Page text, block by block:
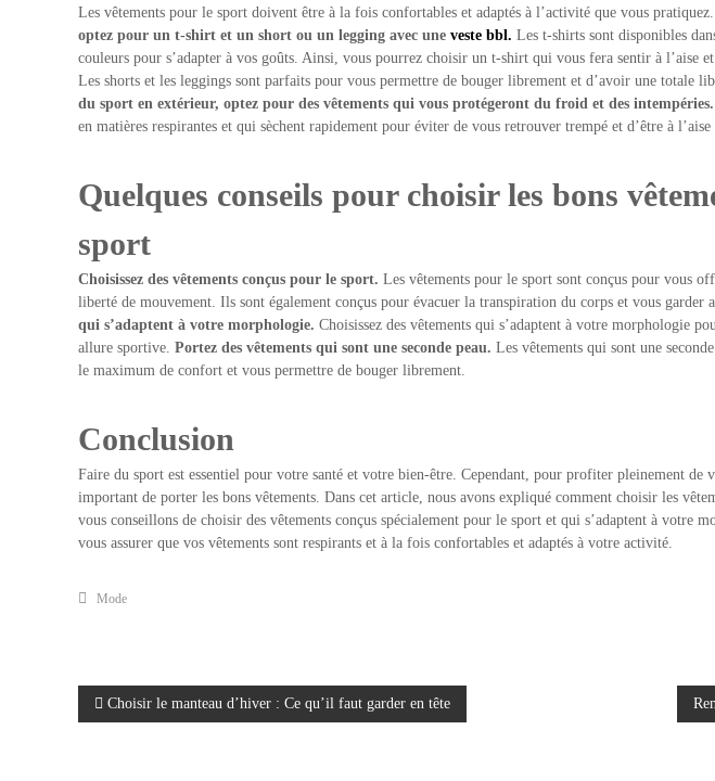
Les vêtements pour le sport doivent être à la fois confortables et adaptés à l’activité que vous pratiquez.
optez pour un t-shirt et un short ou un legging avec une veste bbl. Les t-shirts sont disponibles
couleurs pour s’adapter à vos goûts. Ainsi, vous pourrez choisir un t-shirt qui vous fera sentir à l’aise
Les shorts et les leggings sont parfaits pour vous permettre de bouger librement et d’avoir une totale
du sport en extérieur, optez pour des vêtements qui vous protégeront du froid et des intempéries.
en matières respirantes et qui sèchent rapidement pour éviter de vous retrouver trempé et d’être à
Quelques conseils pour choisir les bons
sport
Choisissez des vêtements conçus pour le sport. Les vêtements pour le sport sont conçus pour vous
liberté de mouvement. Ils sont également conçus pour évacuer la transpiration du corps et vous garder
qui s’adaptent à votre morphologie. Choisissez des vêtements qui s’adaptent à votre morphologie
allure sportive. Portez des vêtements qui sont une seconde peau. Les vêtements qui sont une
le maximum de confort et vous permettre de bouger librement.
Conclusion
Faire du sport est essentiel pour votre santé et votre bien-être. Cependant, pour profiter pleinement de
important de porter les bons vêtements. Dans cet article, nous avons expliqué comment choisir les
vous conseillons de choisir des vêtements conçus spécialement pour le sport et qui s’adaptent à votre
vous assurer que vos vêtements sont respirants et à la fois confortables et adaptés à votre activité.
Mode
N Choisir le manteau d’hiver : Ce qu’il faut garder en tête